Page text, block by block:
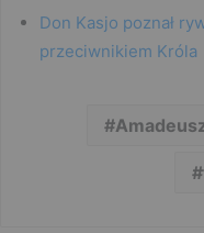
Don Kasjo poznał
przeciwnikiem Króla